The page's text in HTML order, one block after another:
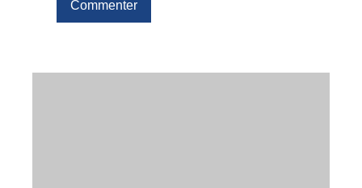
Commenter